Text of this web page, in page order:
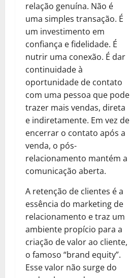
relação genuína. Não é
uma simples transação. É
um investimento em
confiança e fidelidade. É
nutrir uma conexão. É dar
continuidade à
oportunidade de contato
com uma pessoa que pode
trazer mais vendas, direta
e indiretamente. Em vez de
encerrar o contato após a
venda, o pós-
relacionamento mantém a
comunicação aberta.
A retenção de clientes é a
essência do marketing de
relacionamento e traz um
ambiente propício para a
criação de valor ao cliente,
o famoso “brand equity”.
Esse valor não surge do